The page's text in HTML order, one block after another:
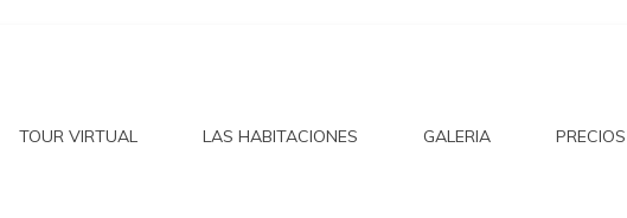
TOUR VIRTUAL LAS HABITACIONES GALERIA